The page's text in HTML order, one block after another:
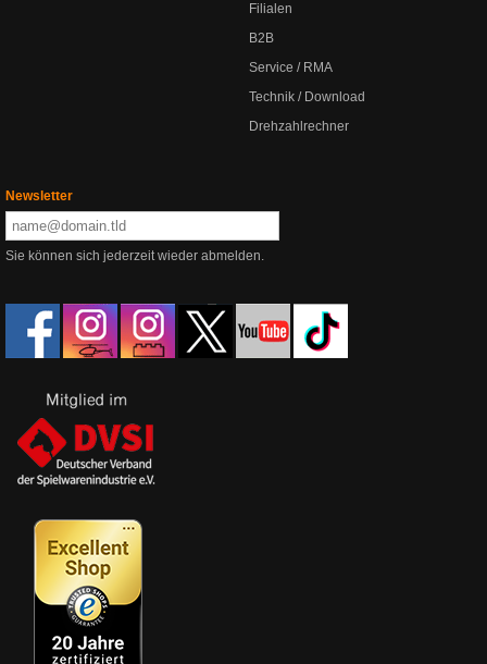
Filialen
B2B
Service / RMA
Technik / Download
Drehzahlrechner
Newsletter
Sie können sich jederzeit wieder abmelden.